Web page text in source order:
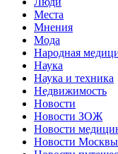
Места
Мнения
Мода
Народная
Наука
Наука и техника
Недвижимость
Новости
Новости ЗОЖ
Новости
Новости Москвы